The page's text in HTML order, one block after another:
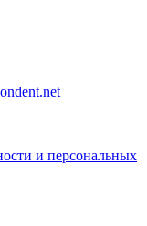
и персональных